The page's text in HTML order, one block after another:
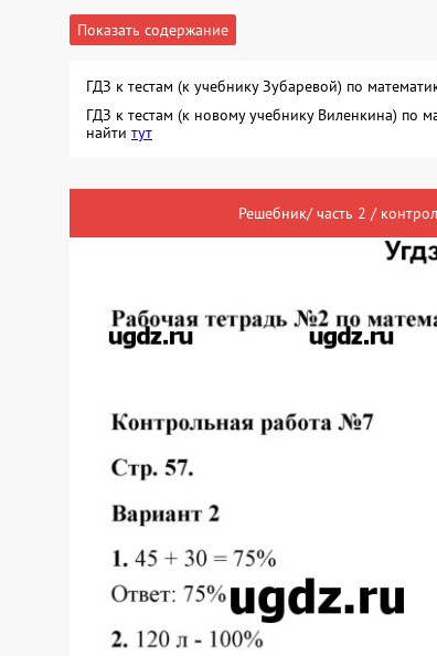
Показать содержание
ГДЗ к тестам (к учебнику Зубаревой) по
ГДЗ к тестам (к новому учебнику Виленкина) по
найти тут
Решебник/ часть 2 /